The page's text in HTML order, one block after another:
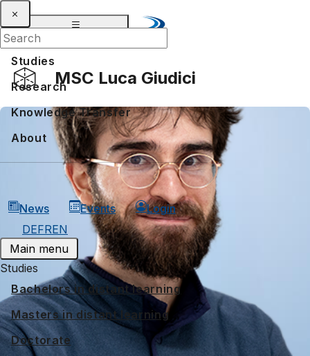
Studies
Research
Knowledge Transfer
About
News Events
Login
DEFREN
Main menu
Studies
Bachelors in distant learning
Masters in distant learning
Doctorate
MSC Luca Giudici